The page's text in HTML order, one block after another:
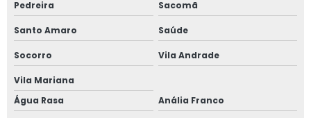
Janela de correr para quarto
Janela fixa vidro duplo
Janela de giro
Pedreira Sacomã
Santo Amaro Saúde
Socorro Vila Andrade
Vila Mariana
Água Rasa
Anália Franco